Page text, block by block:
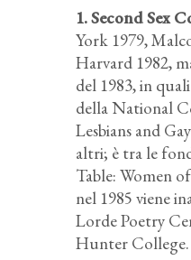
1. Second Sex
York 1979,
Harvard 1982,
del 1983, in
della National
Lesbians and
altri; è tra le
Table: Women
nel 1985 viene
Lorde Poetry
Hunter College.